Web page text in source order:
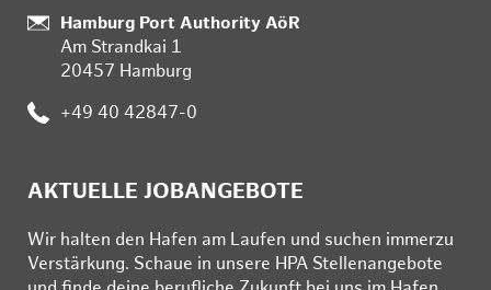
:
Hamburg Port Authority AöR
Am Strandkai 1
20457 Hamburg
: +49 40 42847-0
AKTUELLE JOBANGEBOTE
Wir hal­ten den Ha­fen am Lau­fen und su­chen im­mer­zu
Ver­stär­kung. Schau­e in un­se­re HPA Stel­len­an­ge­bo­te